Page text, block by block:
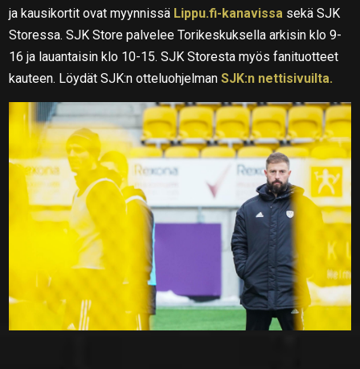
ja kausikortit ovat myynnissä Lippu.fi-kanavissa sekä SJK
Storessa. SJK Store palvelee Torikeskuksella arkisin klo 9-
16 ja lauantaisin klo 10-15. SJK Storesta myös fanituotteet
kauteen. Löydät SJK:n otteluohjelmanSJK:n nettisivuilta.